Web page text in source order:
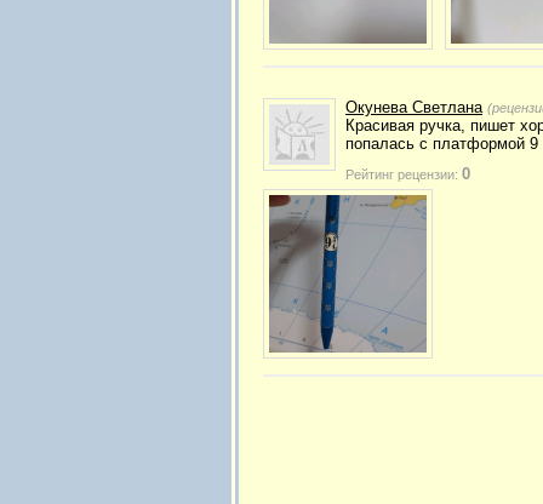
Окунева Светлана
Красивая ручка, пишет
попалась с платформой 9
Рейтинг рецензии: 0